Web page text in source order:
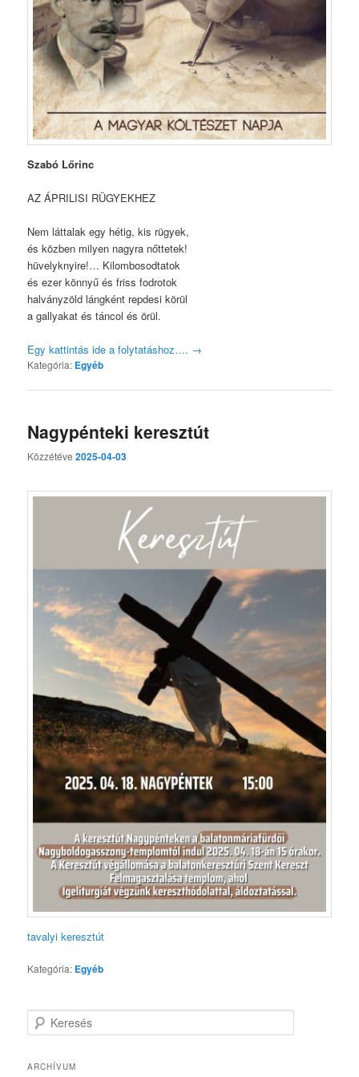
Szabó Lőrinc
AZ ÁPRILISI RÜGYEKHEZ
Nem láttalak egy hétig, kis rügyek,
és közben milyen nagyra nőttetek!
hüvelyknyire!… Kilombosodtatok
és ezer könnyű és friss fodrotok
halványzöld lángként repdesi körül
a gallyakat és táncol és örül.
Egy kattintás ide a folytatáshoz…. →
Kategória: Egyéb
Nagypénteki keresztút
Közzétéve2025-04-03
tavalyi keresztút
Kategória: Egyéb
e
e
ARCHÍVUM